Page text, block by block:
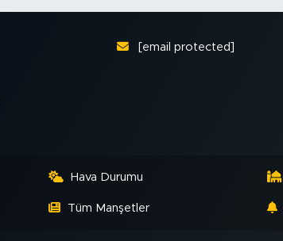
[email protected]
Hava Durumu
Tüm Manşetler